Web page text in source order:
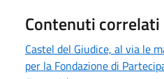
Contenuti correlati
Castel del Giudice, al via le
per la Fondazione di